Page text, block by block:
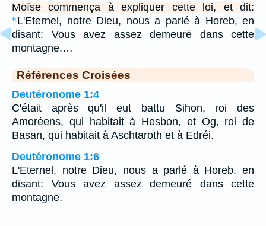
Moïse commença à expliquer cette loi, et dit:
6 L'Eternel, notre Dieu, nous a parlé à Horeb, en
disant: Vous avez assez demeuré dans cette
montagne.…
Références Croisées
Deutéronome 1:4
C'était après qu'il eut battu Sihon, roi des
Amoréens, qui habitait à Hesbon, et Og, roi de
Basan, qui habitait à Aschtaroth et à Edréi.
Deutéronome 1:6
L'Eternel, notre Dieu, nous a parlé à Horeb, en
disant: Vous avez assez demeuré dans cette
montagne.